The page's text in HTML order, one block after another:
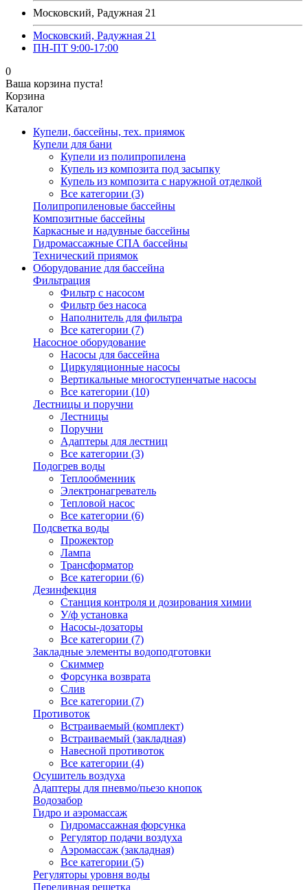
Московский, Радужная 21
Московский, Радужная 21
ПН-ПТ 9:00-17:00
0
Ваша корзина пуста!
Корзина
Каталог
Купели, бассейны, тех. приямок
Купели для бани
Купели из полипропилена
Купель из композита под засыпку
Купель из композита с наружной отделкой
Все категории (3)
Полипропиленовые бассейны
Композитные бассейны
Каркасные и надувные бассейны
Гидромассажные СПА бассейны
Технический приямок
Оборудование для бассейна
Фильтрация
Фильтр с насосом
Фильтр без насоса
Наполнитель для фильтра
Все категории (7)
Насосное оборудование
Насосы для бассейна
Циркуляционные насосы
Вертикальные многоступенчатые насосы
Все категории (10)
Лестницы и поручни
Лестницы
Поручни
Адаптеры для лестниц
Все категории (3)
Подогрев воды
Теплообменник
Электронагреватель
Тепловой насос
Все категории (6)
Подсветка воды
Прожектор
Лампа
Трансформатор
Все категории (6)
Дезинфекция
Станция контроля и дозирования химии
У/ф установка
Насосы-дозаторы
Все категории (7)
Закладные элементы водоподготовки
Скиммер
Форсунка возврата
Слив
Все категории (7)
Противоток
Встраиваемый (комплект)
Встраиваемый (закладная)
Навесной противоток
Все категории (4)
Осушитель воздуха
Адаптеры для пневмо/пьезо кнопок
Водозабор
Гидро и аэромассаж
Гидромассажная форсунка
Регулятор подачи воздуха
Аэромассаж (закладная)
Все категории (5)
Регуляторы уровня воды
Переливная решетка